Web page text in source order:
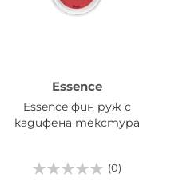
Essence
Essence фин руж с
кадифена текстура
(0)